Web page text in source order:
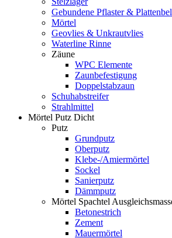
Gebundene Pflaster &
Mörtel
Geovlies & Unkrautvlies
Waterline Rinne
Zäune
WPC Elemente
Zaunbefestigung
Doppelstabzaun
Schuhabstreifer
Strahlmittel
Mörtel Putz Dicht
Putz
Grundputz
Oberputz
Klebe-/Amiermörtel
Sockel
Sanierputz
Dämmputz
Mörtel Spachtel
Betonestrich
Zement
Mauermörtel